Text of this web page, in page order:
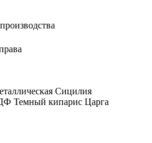
Сицилия
Темный кипарис Царга